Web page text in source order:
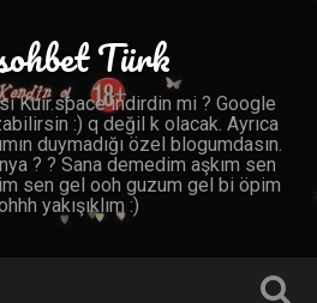
Türk
Kuir.space indirdin mi ? Google
:) q değil k olacak. Ayrıca
duymadığı özel blogumdasın.
? ? Sana demedim aşkım sen
sen gel ooh guzum gel bi öpim
yakışıklım :)